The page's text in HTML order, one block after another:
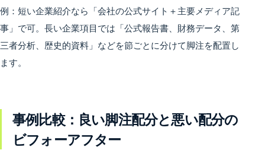
例：短い企業紹介なら「会社の公式サイト＋主要メディア記
事」で可。長い企業項目では「公式報告書、財務データ、第
三者分析、歴史的資料」などを節ごとに分けて脚注を配置し
ます。
事例比較：良い脚注配分と悪い配分の
ビフォーアフター